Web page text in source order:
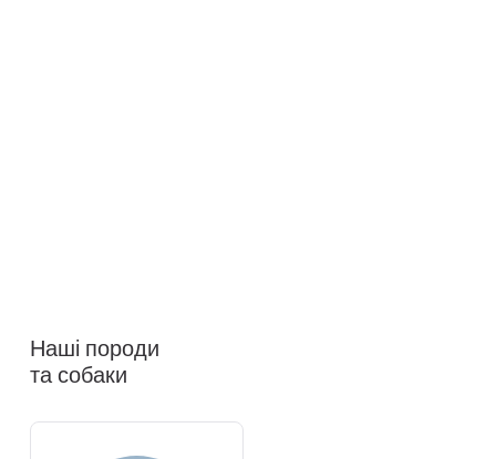
Наші породи
та собаки